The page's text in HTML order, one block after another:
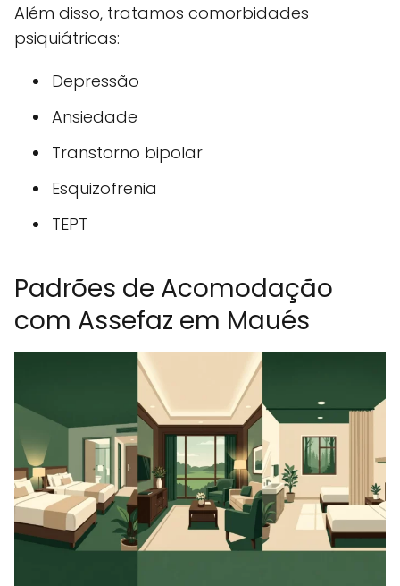
Além disso, tratamos comorbidades
psiquiátricas:
Depressão
Ansiedade
Transtorno bipolar
Esquizofrenia
TEPT
Padrões de Acomodação
com Assefaz em Maués